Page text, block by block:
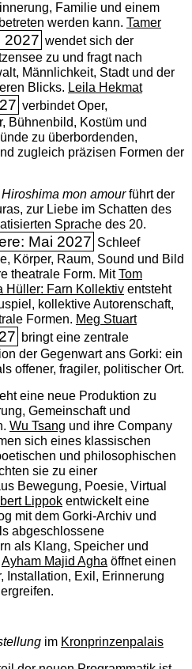
Familie und einem
werden kann. Tamer
2027 wendet sich der
zu und fragt nach
Männlichkeit, Stadt und der
Blicks. Leila Hekmat
verbindet Oper,
Bühnenbild, Kostüm und
zu überbordenden,
zugleich präzisen Formen der
Hiroshima mon amourführt der
zur Liebe im Schatten des
Sprache des 20.
Mai 2027 Schleef
Körper, Raum, Sound und Bild
theatrale Form. MitTom
Hüller: Farn Kollektiventsteht
kollektive Autorenschaft,
Formen. Meg Stuart
bringt eine zentrale
der Gegenwart ans Gorki: ein
offener, fragiler, politischer Ort.
eine neue Produktion zu
Gemeinschaft und
Wu Tsang und ihre Company
sich eines klassischen
und philosophischen
sie zu einer
Bewegung, Poesie, Virtual
Lippokentwickelt eine
mit dem Gorki-Archiv und
abgeschlossene
als Klang, Speicher und
Ayham Majid Aghaöffnet einen
Installation, Exil, Erinnerung
im Kronprinzenpalais